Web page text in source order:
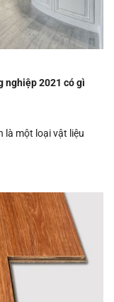
nghiệp 2021 có gì
là một loại vật liệu